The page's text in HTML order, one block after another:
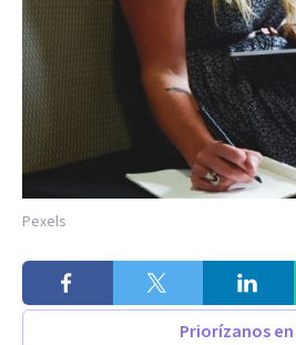
Pexels
Priorízanos en